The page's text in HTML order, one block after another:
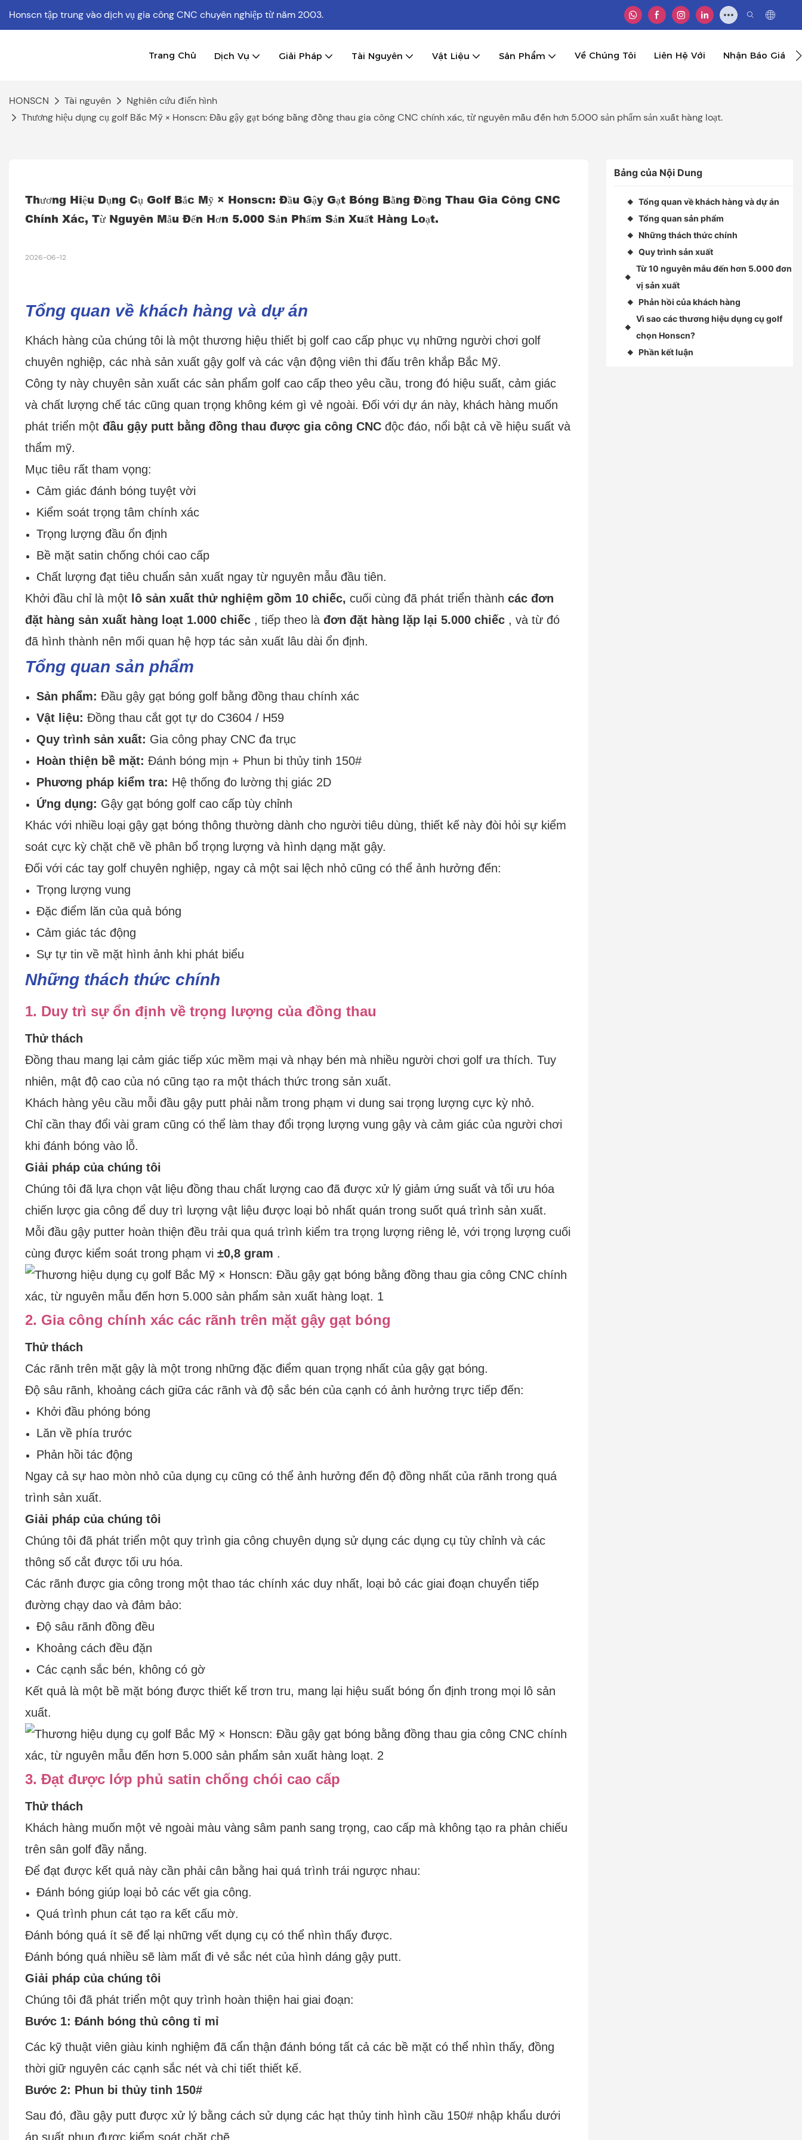
Honscn tập trung vào dịch vụ gia công CNC chuyên nghiệptừ năm 2003.
Trang Chủ Dịch Vụ Giải Pháp Tài Nguyên Vật Liệu Sản Phẩm Về Chúng Tôi Liên Hệ Với Nhận Báo Giá
HONSCN Tài nguyên
Nghiên cứu điển hình
Thương hiệu dụng cụ golf Bắc Mỹ × Honscn: Đầu gậy gạt bóng bằng đồng thau gia công CNC chính xác, từ nguyên mẫu đến hơn 5.000 sản phẩm sản xuất hàng loạt.
Thương Hiệu Dụng Cụ Golf Bắc Mỹ × Honscn: Đầu Gậy Gạt Bóng Bằng Đồng Thau Gia Công CNC
Chính Xác, Từ Nguyên Mẫu Đến Hơn 5.000 Sản Phẩm Sản Xuất Hàng Loạt.
2026-06-12
Tổng quan về khách hàng và dự án
Khách hàng của chúng tôi là một thương hiệu thiết bị golf cao cấp phục vụ những người chơi golf
chuyên nghiệp, các nhà sản xuất gậy golf và các vận động viên thi đấu trên khắp Bắc Mỹ.
Công ty này chuyên sản xuất các sản phẩm golf cao cấp theo yêu cầu, trong đó hiệu suất, cảm giác
và chất lượng chế tác cũng quan trọng không kém gì vẻ ngoài. Đối với dự án này, khách hàng muốn
phát triển một đầu gậy putt bằng đồng thau được gia công CNCđộc đáo, nổi bật cả về hiệu suất và
thẩm mỹ.
Mục tiêu rất tham vọng:
Cảm giác đánh bóng tuyệt vời
Kiểm soát trọng tâm chính xác
Trọng lượng đầu ổn định
Bề mặt satin chống chói cao cấp
Chất lượng đạt tiêu chuẩn sản xuất ngay từ nguyên mẫu đầu tiên.
Khởi đầu chỉ là một lô sản xuất thử nghiệm gồm 10 chiếc, cuối cùng đã phát triển thành các đơn
đặt hàng sản xuất hàng loạt 1.000 chiếc, tiếp theo là đơn đặt hàng lặp lại 5.000 chiếc, và từ đó
đã hình thành nên mối quan hệ hợp tác sản xuất lâu dài ổn định.
Tổng quan sản phẩm
Sản phẩm: Đầu gậy gạt bóng golf bằng đồng thau chính xác
Vật liệu: Đồng thau cắt gọt tự do C3604 / H59
Quy trình sản xuất: Gia công phay CNC đa trục
Hoàn thiện bề mặt: Đánh bóng mịn + Phun bi thủy tinh 150#
Phương pháp kiểm tra: Hệ thống đo lường thị giác 2D
Ứng dụng: Gậy gạt bóng golf cao cấp tùy chỉnh
Khác với nhiều loại gậy gạt bóng thông thường dành cho người tiêu dùng, thiết kế này đòi hỏi sự kiểm
soát cực kỳ chặt chẽ về phân bổ trọng lượng và hình dạng mặt gậy.
Đối với các tay golf chuyên nghiệp, ngay cả một sai lệch nhỏ cũng có thể ảnh hưởng đến:
Trọng lượng vung
Đặc điểm lăn của quả bóng
Cảm giác tác động
Sự tự tin về mặt hình ảnh khi phát biểu
Những thách thức chính
1. Duy trì sự ổn định về trọng lượng của đồng thau
Thử thách
Đồng thau mang lại cảm giác tiếp xúc mềm mại và nhạy bén mà nhiều người chơi golf ưa thích. Tuy
nhiên, mật độ cao của nó cũng tạo ra một thách thức trong sản xuất.
Khách hàng yêu cầu mỗi đầu gậy putt phải nằm trong phạm vi dung sai trọng lượng cực kỳ nhỏ.
Chỉ cần thay đổi vài gram cũng có thể làm thay đổi trọng lượng vung gậy và cảm giác của người chơi
khi đánh bóng vào lỗ.
Giải pháp của chúng tôi
Chúng tôi đã lựa chọn vật liệu đồng thau chất lượng cao đã được xử lý giảm ứng suất và tối ưu hóa
chiến lược gia công để duy trì lượng vật liệu được loại bỏ nhất quán trong suốt quá trình sản xuất.
Mỗi đầu gậy putter hoàn thiện đều trải qua quá trình kiểm tra trọng lượng riêng lẻ, với trọng lượng cuối
cùng được kiểm soát trong phạm vi ±0,8 gram .
2. Gia công chính xác các rãnh trên mặt gậy gạt bóng
Thử thách
Các rãnh trên mặt gậy là một trong những đặc điểm quan trọng nhất của gậy gạt bóng.
Độ sâu rãnh, khoảng cách giữa các rãnh và độ sắc bén của cạnh có ảnh hưởng trực tiếp đến:
Khởi đầu phóng bóng
Lăn về phía trước
Phản hồi tác động
Ngay cả sự hao mòn nhỏ của dụng cụ cũng có thể ảnh hưởng đến độ đồng nhất của rãnh trong quá
trình sản xuất.
Giải pháp của chúng tôi
Chúng tôi đã phát triển một quy trình gia công chuyên dụng sử dụng các dụng cụ tùy chỉnh và các
thông số cắt được tối ưu hóa.
Các rãnh được gia công trong một thao tác chính xác duy nhất, loại bỏ các giai đoạn chuyển tiếp
đường chạy dao và đảm bảo:
Độ sâu rãnh đồng đều
Khoảng cách đều đặn
Các cạnh sắc bén, không có gờ
Kết quả là một bề mặt bóng được thiết kế trơn tru, mang lại hiệu suất bóng ổn định trong mọi lô sản
xuất.
3. Đạt được lớp phủ satin chống chói cao cấp
Thử thách
Khách hàng muốn một vẻ ngoài màu vàng sâm panh sang trọng, cao cấp mà không tạo ra phản chiếu
trên sân golf đầy nắng.
Để đạt được kết quả này cần phải cân bằng hai quá trình trái ngược nhau:
Đánh bóng giúp loại bỏ các vết gia công.
Quá trình phun cát tạo ra kết cấu mờ.
Đánh bóng quá ít sẽ để lại những vết dụng cụ có thể nhìn thấy được.
Đánh bóng quá nhiều sẽ làm mất đi vẻ sắc nét của hình dáng gậy putt.
Giải pháp của chúng tôi
Chúng tôi đã phát triển một quy trình hoàn thiện hai giai đoạn:
Bước 1: Đánh bóng thủ công tỉ mỉ
Các kỹ thuật viên giàu kinh nghiệm đã cẩn thận đánh bóng tất cả các bề mặt có thể nhìn thấy, đồng
thời giữ nguyên các cạnh sắc nét và chi tiết thiết kế.
Bước 2: Phun bi thủy tinh 150#
Sau đó, đầu gậy putt được xử lý bằng cách sử dụng các hạt thủy tinh hình cầu 150# nhập khẩu dưới
áp suất phun được kiểm soát chặt chẽ.
Bảng của Nội Dung
◆ Tổng quan về khách hàng và dự án
◆ Tổng quan sản phẩm
◆ Những thách thức chính
◆ Quy trình sản xuất
◆
Từ 10 nguyên mẫu đến hơn 5.000 đơn
vị sản xuất
◆ Phản hồi của khách hàng
◆
Vì sao các thương hiệu dụng cụ golf
chọn Honscn?
◆ Phần kết luận